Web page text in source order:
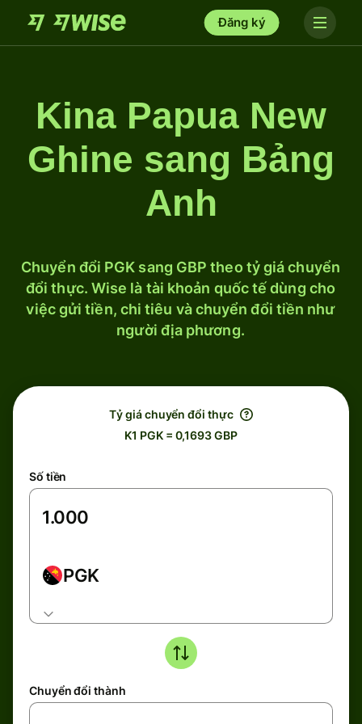
Đăng ký
Kina Papua New
Ghine sang Bảng
Anh
Chuyển đổi PGK sang GBP theo tỷ giá chuyển
đổi thực. Wise là tài khoản quốc tế dùng cho
việc gửi tiền, chi tiêu và chuyển đổi tiền như
người địa phương.
Tỷ giá chuyển đổi thực
K1 PGK = 0,1693 GBP
Số tiền
PGK
Chuyển đổi thành